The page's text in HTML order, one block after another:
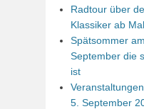
Radtour über
Klassiker ab
Spätsommer
September die
ist
5. September